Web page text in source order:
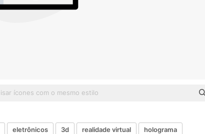
eletrônicos 3d realidade virtual holograma